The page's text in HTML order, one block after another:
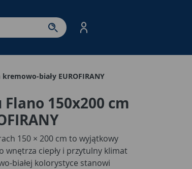
do strony produktów. Spacja – otwórz/
biały EUROFIRANY
150x200 cm
150 × 200 cm to wyjątkowy
ciepły i przytulny klimat
białej kolorystyce stanowi